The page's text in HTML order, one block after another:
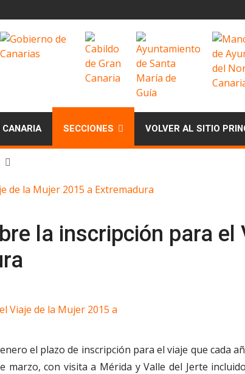
SECCIONES VOLVER AL SITIO
de la Mujer 2015 a Extremadura
la inscripción para el
el plazo de inscripción para el viaje que cada
marzo, con visita a Mérida y Valle del Jerte